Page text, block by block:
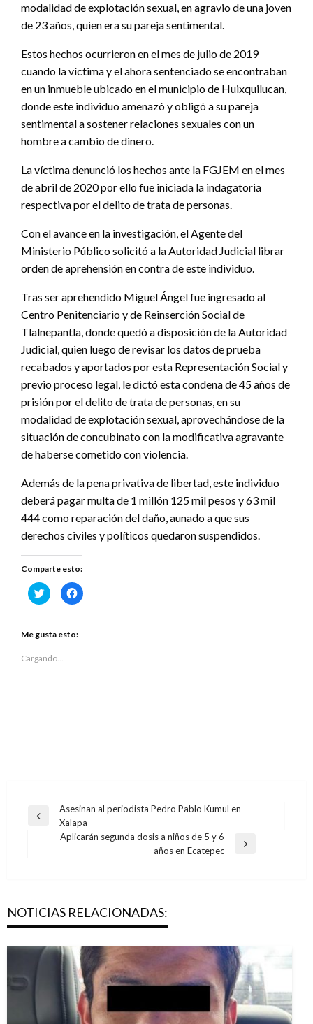
modalidad de explotación sexual, en agravio de una joven
de 23 años, quien era su pareja sentimental.
Estos hechos ocurrieron en el mes de julio de 2019
cuando la víctima y el ahora sentenciado se encontraban
en un inmueble ubicado en el municipio de Huixquilucan,
donde este individuo amenazó y obligó a su pareja
sentimental a sostener relaciones sexuales con un
hombre a cambio de dinero.
La víctima denunció los hechos ante la FGJEM en el mes
de abril de 2020 por ello fue iniciada la indagatoria
respectiva por el delito de trata de personas.
Con el avance en la investigación, el Agente del
Ministerio Público solicitó a la Autoridad Judicial librar
orden de aprehensión en contra de este individuo.
Tras ser aprehendido Miguel Ángel fue ingresado al
Centro Penitenciario y de Reinserción Social de
Tlalnepantla, donde quedó a disposición de la Autoridad
Judicial, quien luego de revisar los datos de prueba
recabados y aportados por esta Representación Social y
previo proceso legal, le dictó esta condena de 45 años de
prisión por el delito de trata de personas, en su
modalidad de explotación sexual, aprovechándose de la
situación de concubinato con la modificativa agravante
de haberse cometido con violencia.
Además de la pena privativa de libertad, este individuo
deberá pagar multa de 1 millón 125 mil pesos y 63 mil
444 como reparación del daño, aunado a que sus
derechos civiles y políticos quedaron suspendidos.
Comparte esto:
Haz
clic
en
Twitter
(Se
en
Haz
clic
Me gusta esto:
Cargando...
Navegación
Entrada
Asesinan al periodista Pedro Pablo Kumul en
Xalapa
Aplicarán segunda dosis a niños de 5 y 6
años en Ecatepec
NOTICIAS RELACIONADAS: